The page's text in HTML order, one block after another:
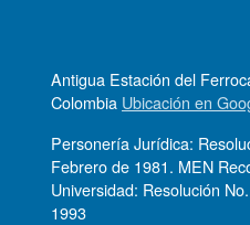
Antigua Estación del
Colombia Ubicación en
Personería Jurídica:
Febrero de 1981. MEN
Universidad: Resolución
1993